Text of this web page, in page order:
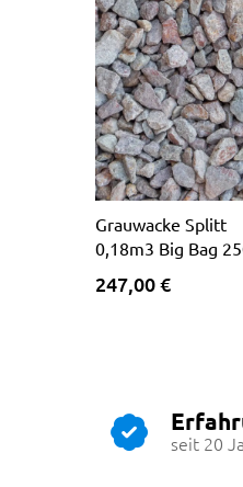
Grauwacke Splitt
0,18m3 Big Bag
247,00 €
seit 20